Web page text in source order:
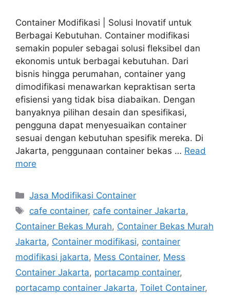
Container Modifikasi | Solusi Inovatif untuk
Berbagai Kebutuhan. Container modifikasi
semakin populer sebagai solusi fleksibel dan
ekonomis untuk berbagai kebutuhan. Dari
bisnis hingga perumahan, container yang
dimodifikasi menawarkan kepraktisan serta
efisiensi yang tidak bisa diabaikan. Dengan
banyaknya pilihan desain dan spesifikasi,
pengguna dapat menyesuaikan container
sesuai dengan kebutuhan spesifik mereka. Di
Jakarta, penggunaan container bekas … Read
more
Categories
Jasa Modifikasi Container
Tags
cafe container, cafe container Jakarta,
Container Bekas Murah, Container Bekas Murah
Jakarta, Container modifikasi, container
modifikasi jakarta, Mess Container, Mess
Container Jakarta, portacamp container,
portacamp container Jakarta, Toilet Container,